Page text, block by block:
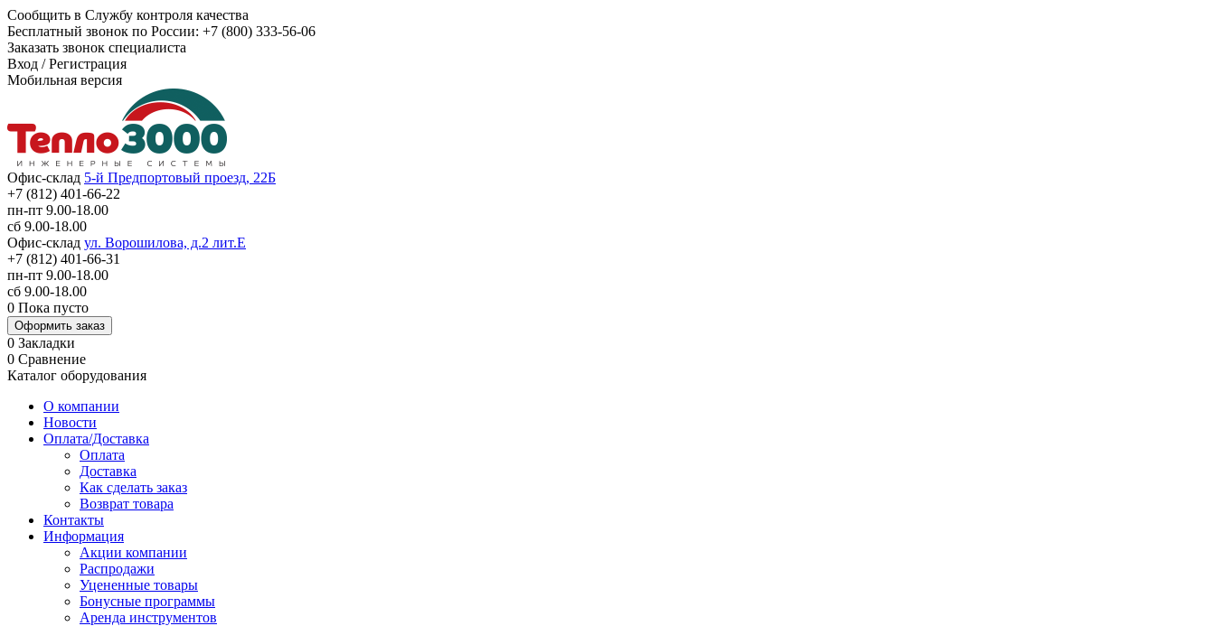
Сообщить в Службу контроля качества
Бесплатный звонок по России: +7 (800) 333-56-06
Заказать звонок специалиста
Вход /Регистрация
Мобильная версия
Офис-склад 5-й Предпортовый проезд, 22Б
+7 (812) 401-66-22
пн-пт 9.00-18.00
сб 9.00-18.00
Офис-склад ул. Ворошилова, д.2 лит.Е
+7 (812) 401-66-31
пн-пт 9.00-18.00
сб 9.00-18.00
0 Пока пусто
Оформить заказ
0 Закладки
0 Сравнение
Каталог оборудования
О компании
Новости
Оплата/Доставка
Оплата
Доставка
Как сделать заказ
Возврат товара
Контакты
Информация
Акции компании
Распродажи
Уцененные товары
Бонусные программы
Аренда инструментов